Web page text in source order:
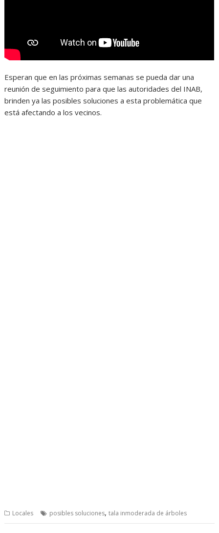
Esperan que en las próximas semanas se pueda dar una
reunión de seguimiento para que las autoridades del INAB,
brinden ya las posibles soluciones a esta problemática que
está afectando a los vecinos.
Locales posibles soluciones,tala inmoderada de árboles